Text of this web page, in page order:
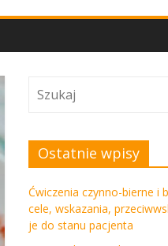
Ostatnie wpisy
Ćwiczenia czynno-bierne i
cele, wskazania,
je do stanu pacjenta